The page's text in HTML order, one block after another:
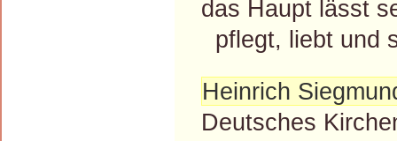
das Haupt lässt
pflegt, liebt und
Heinrich
Deutsches